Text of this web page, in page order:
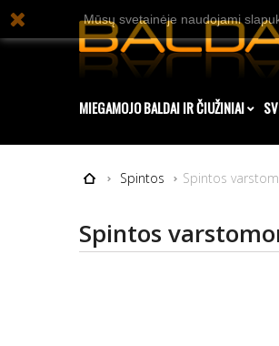
MIEGAMOJO BALDAI IR ČIUŽINIAI
Spintos Spintos
Spintos
Mūsų svetainėje naudojami